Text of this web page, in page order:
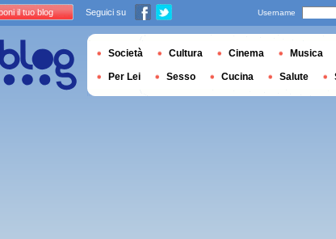
il tuo blog Seguici su Username
Società Cultura Cinema Musica
Per Lei Sesso Cucina Salute